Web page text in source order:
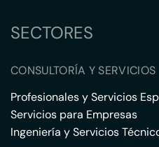
SECTORES
CONSULTORÍA Y SERVICIOS
Profesionales y Servicios
Servicios para Empresas
Ingeniería y Servicios